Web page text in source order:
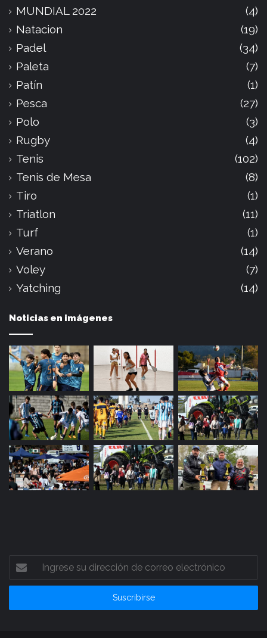
MUNDIAL 2022
(4)
Natacion
(19)
Padel
(34)
Paleta
(7)
Patín
(1)
Pesca
(27)
Polo
(3)
Rugby
(4)
Tenis
(102)
Tenis de Mesa
(8)
Tiro
(1)
Triatlon
(11)
Turf
(1)
Verano
(14)
Voley
(7)
Yatching
(14)
Noticias en imágenes
Ingrese
su
dirección
correo